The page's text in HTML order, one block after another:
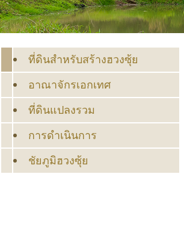
ที่ดินสำหรับสร้างฮวงซุ้ย
อาณาจักรเอกเทศ
ที่ดินแปลงรวม
การดำเนินการ
ชัยภูมิฮวงซุ้ย